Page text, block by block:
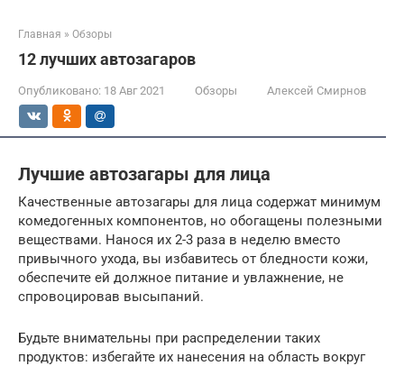
Главная » Обзоры
12 лучших автозагаров
Опубликовано: 18 Авг 2021 Обзоры Алексей Смирнов
Лучшие автозагары для лица
Качественные автозагары для лица содержат минимум
комедогенных компонентов, но обогащены полезными
веществами. Нанося их 2-3 раза в неделю вместо
привычного ухода, вы избавитесь от бледности кожи,
обеспечите ей должное питание и увлажнение, не
спровоцировав высыпаний.
Будьте внимательны при распределении таких
продуктов: избегайте их нанесения на область вокруг